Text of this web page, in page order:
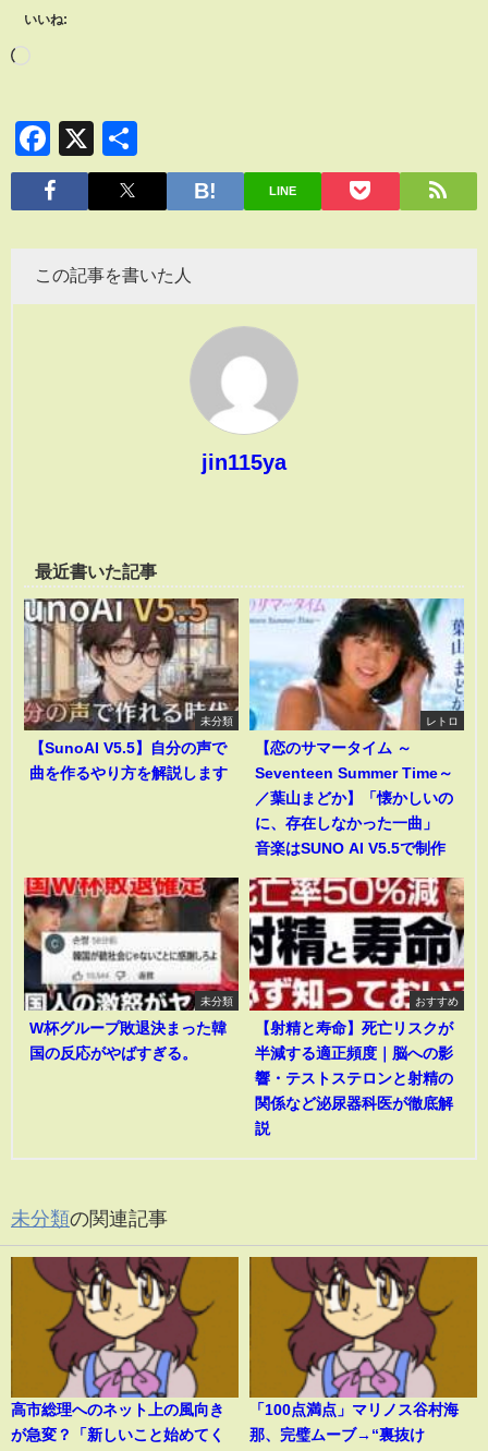
いいね:
Facebook
X
有
LINE
この記事を書いた人
jin115ya
最近書いた記事
未分類
【SunoAI V5.5】自分の声で
曲を作るやり方を解説します
レトロ
【恋のサマータイム ～
Seventeen Summer Time～
／葉山まどか】「懐かしいの
に、存在しなかった一曲」
音楽はSUNO AI V5.5で制作
未分類
W杯グループ敗退決まった韓
国の反応がやばすぎる。
おすすめ
【射精と寿命】死亡リスクが
半減する適正頻度｜脳への影
響・テストステロンと射精の
関係など泌尿器科医が徹底解
説
未分類の関連記事
高市総理へのネット上の風向き
が急変？「新しいこと始めてく
「100点満点」マリノス谷村海
那、完璧ムーブ→“裏抜け